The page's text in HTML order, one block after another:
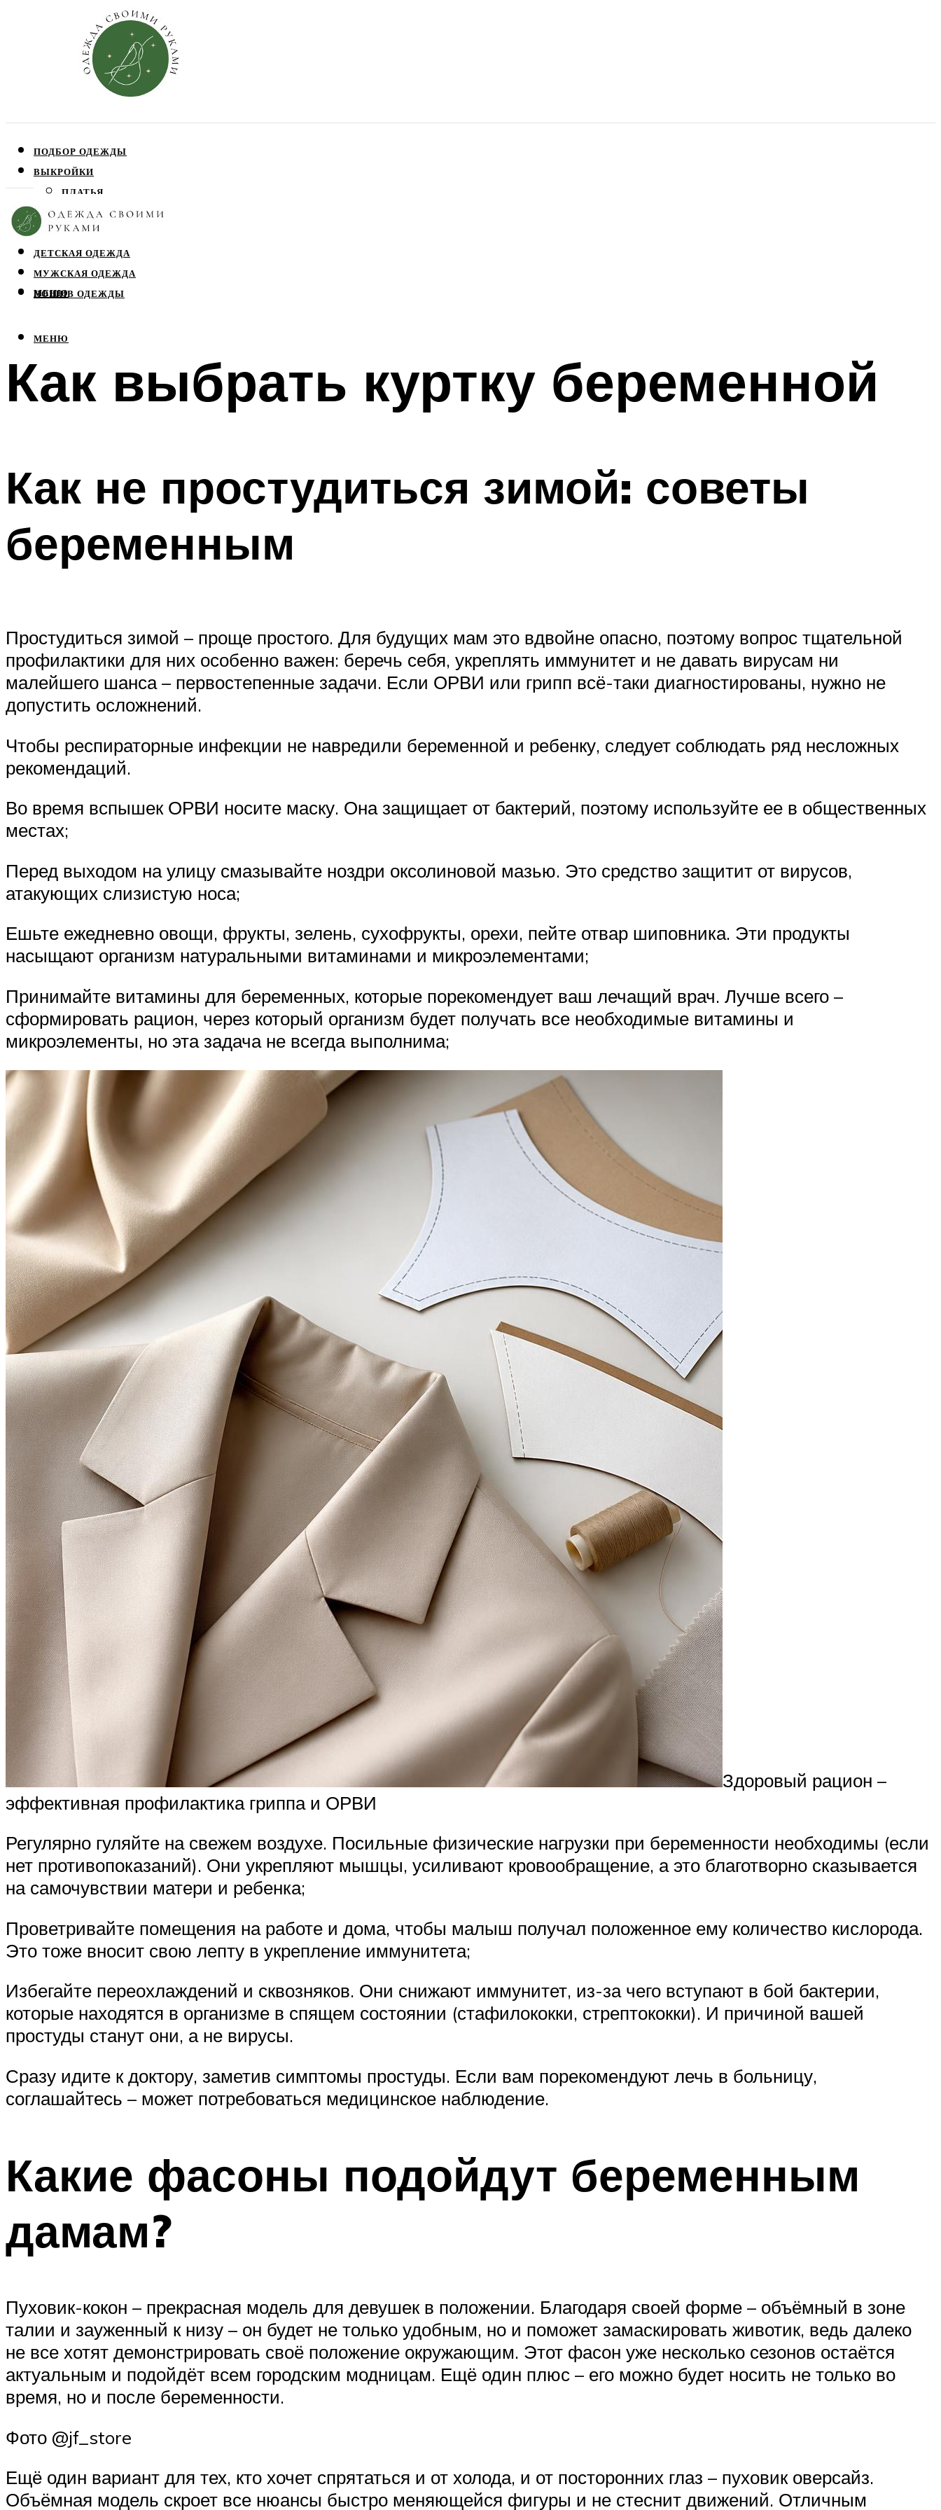
ПОДБОР ОДЕЖДЫ
ВЫКРОЙКИ
ПЛАТЬЯ
ЮБКИ
БЛУЗЫ
ДЕТСКАЯ ОДЕЖДА
МУЖСКАЯ ОДЕЖДА
ПОШИВ ОДЕЖДЫ
МЕНЮ
МЕНЮ
Как выбрать куртку беременной
Как не простудиться зимой: советы
беременным
Простудиться зимой – проще простого. Для будущих мам это вдвойне опасно, поэтому вопрос тщательной
профилактики для них особенно важен: беречь себя, укреплять иммунитет и не давать вирусам ни
малейшего шанса – первостепенные задачи. Если ОРВИ или грипп всё-таки диагностированы, нужно не
допустить осложнений.
Чтобы респираторные инфекции не навредили беременной и ребенку, следует соблюдать ряд несложных
рекомендаций.
Во время вспышек ОРВИ носите маску. Она защищает от бактерий, поэтому используйте ее в общественных
местах;
Перед выходом на улицу смазывайте ноздри оксолиновой мазью. Это средство защитит от вирусов,
атакующих слизистую носа;
Ешьте ежедневно овощи, фрукты, зелень, сухофрукты, орехи, пейте отвар шиповника. Эти продукты
насыщают организм натуральными витаминами и микроэлементами;
Принимайте витамины для беременных, которые порекомендует ваш лечащий врач. Лучше всего –
сформировать рацион, через который организм будет получать все необходимые витамины и
микроэлементы, но эта задача не всегда выполнима;
Здоровый рацион –
эффективная профилактика гриппа и ОРВИ
Регулярно гуляйте на свежем воздухе. Посильные физические нагрузки при беременности необходимы (если
нет противопоказаний). Они укрепляют мышцы, усиливают кровообращение, а это благотворно сказывается
на самочувствии матери и ребенка;
Проветривайте помещения на работе и дома, чтобы малыш получал положенное ему количество кислорода.
Это тоже вносит свою лепту в укрепление иммунитета;
Избегайте переохлаждений и сквозняков. Они снижают иммунитет, из-за чего вступают в бой бактерии,
которые находятся в организме в спящем состоянии (стафилококки, стрептококки). И причиной вашей
простуды станут они, а не вирусы.
Сразу идите к доктору, заметив симптомы простуды. Если вам порекомендуют лечь в больницу,
соглашайтесь – может потребоваться медицинское наблюдение.
Какие фасоны подойдут беременным
дамам?
Пуховик-кокон – прекрасная модель для девушек в положении. Благодаря своей форме – объёмный в зоне
талии и зауженный к низу – он будет не только удобным, но и поможет замаскировать животик, ведь далеко
не все хотят демонстрировать своё положение окружающим. Этот фасон уже несколько сезонов остаётся
актуальным и подойдёт всем городским модницам. Ещё один плюс – его можно будет носить не только во
время, но и после беременности.
Фото @jf_store
Ещё один вариант для тех, кто хочет спрятаться и от холода, и от посторонних глаз – пуховик оверсайз.
Объёмная модель скроет все нюансы быстро меняющейся фигуры и не стеснит движений. Отличным